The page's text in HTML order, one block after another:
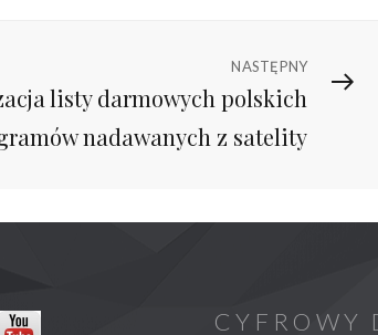
NASTĘPNY
listy darmowych polskich
nadawanych z satelity
CYFROWY